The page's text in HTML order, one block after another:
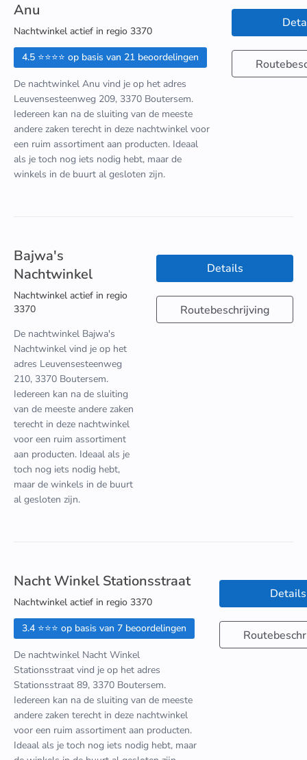
Anu
Nachtwinkel actief in regio 3370
4.5 ⭐⭐⭐⭐ op basis van 21 beoordelingen
De nachtwinkel Anu vind je op het adres
Leuvensesteenweg 209, 3370 Boutersem.
Iedereen kan na de sluiting van de meeste
andere zaken terecht in deze nachtwinkel voor
een ruim assortiment aan producten. Ideaal
als je toch nog iets nodig hebt, maar de
winkels in de buurt al gesloten zijn.
Bajwa's
Nachtwinkel
Nachtwinkel actief in regio
3370
De nachtwinkel Bajwa's
Nachtwinkel vind je op het
adres Leuvensesteenweg
210, 3370 Boutersem.
Iedereen kan na de sluiting
van de meeste andere zaken
terecht in deze nachtwinkel
voor een ruim assortiment
aan producten. Ideaal als je
toch nog iets nodig hebt,
maar de winkels in de buurt
al gesloten zijn.
Details
Routebeschrijving
Nacht Winkel Stationsstraat
Nachtwinkel actief in regio 3370
3.4 ⭐⭐⭐ op basis van 7 beoordelingen
De nachtwinkel Nacht Winkel
Stationsstraat vind je op het adres
Stationsstraat 89, 3370 Boutersem.
Iedereen kan na de sluiting van de meeste
andere zaken terecht in deze nachtwinkel
voor een ruim assortiment aan producten.
Ideaal als je toch nog iets nodig hebt, maar
Details